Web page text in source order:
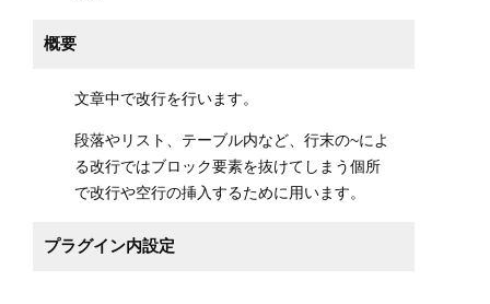
概要
文章中で改行を行います。
段落やリスト、テーブル内など、行末の~によ
る改行ではブロック要素を抜けてしまう個所
で改行や空行の挿入するために用います。
プラグイン内設定